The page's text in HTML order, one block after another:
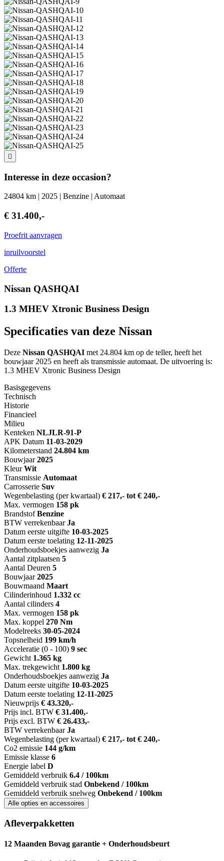
Interesse in deze occasion?
24804 km | 2025 | Benzine | Automaat
€ 31.400,-
Proefrit aanvragen
inruilvoorstel
Offerte
Nissan QASHQAI
1.3 MHEV Xtronic Business Design
Specificaties van deze Nissan
Deze Nissan QASHQAI met 24.804 km op de teller, heeft het
bouwjaar 2025 en heeft als transmissie automaat. De uitvoering is:
1.3 MHEV Xtronic Business Design
Basisgegevens
Technisch
Historie
Financieel
Milieu
Kenteken NLJLR-91-P
APK Datum 11-03-2029
Kilometerstand 24.804 km
Bouwjaar 2025
Kleur Wit
Transmissie Automaat
Carrosserie Suv
Wegenbelasting (per kwartaal) € 217,- tot € 240,-
Max. vermogen 158 pk
Brandstof Benzine
BTW verrekenbaar Ja
Datum eerste uitgifte 10-03-2025
Datum eerste toelating 12-11-2025
Onderhoudsboekjes aanwezig Ja
Aantal zitplaatsen 5
Aantal Deuren 5
Bouwjaar 2025
Bouwmaand Maart
Cilinderinhoud 1.332 cc
Aantal cilinders 4
Max. vermogen 158 pk
Max. koppel 270 Nm
Modelreeks 30-05-2024
Topsnelheid 199 km/h
Acceleratie (0 - 100) 9 sec
Gewicht 1.365 kg
Max. trekgewicht 1.800 kg
Onderhoudsboekjes aanwezig Ja
Datum eerste uitgifte 10-03-2025
Datum eerste toelating 12-11-2025
Nieuwprijs € 43.320,-
Prijs incl. BTW € 31.400,-
Prijs excl. BTW € 26.433,-
BTW verrekenbaar Ja
Wegenbelasting (per kwartaal) € 217,- tot € 240,-
Co2 emissie 144 g/km
Emissie klasse 6
Energie label D
Gemiddeld verbruik 6.4 / 100km
Gemiddeld verbruik stad Onbekend / 100km
Gemiddeld verbruik snelweg Onbekend / 100km
Alle opties en accessoires
Afleverpakketten
12 Maanden Bovag garantie + Onderhoudsbeurt